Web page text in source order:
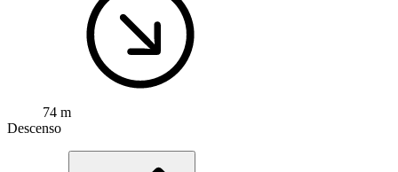
74 m
Descenso